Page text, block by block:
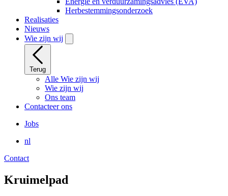
Herbestemmingsonderzoek
Realisaties
Nieuws
Wie zijn wij
Terug
Alle Wie zijn wij
Wie zijn wij
Ons team
Contacteer ons
Jobs
nl
Contact
Kruimelpad